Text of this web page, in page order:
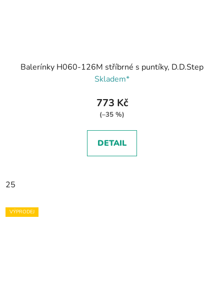
Balerínky H060-126M stříbrné s puntíky, D.D.Step
Skladem*
773 Kč
(–35 %)
DETAIL
25
VÝPRODEJ